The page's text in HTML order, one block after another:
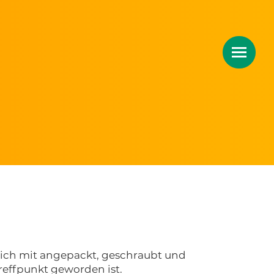
mit angepackt, geschraubt und
geworden ist.